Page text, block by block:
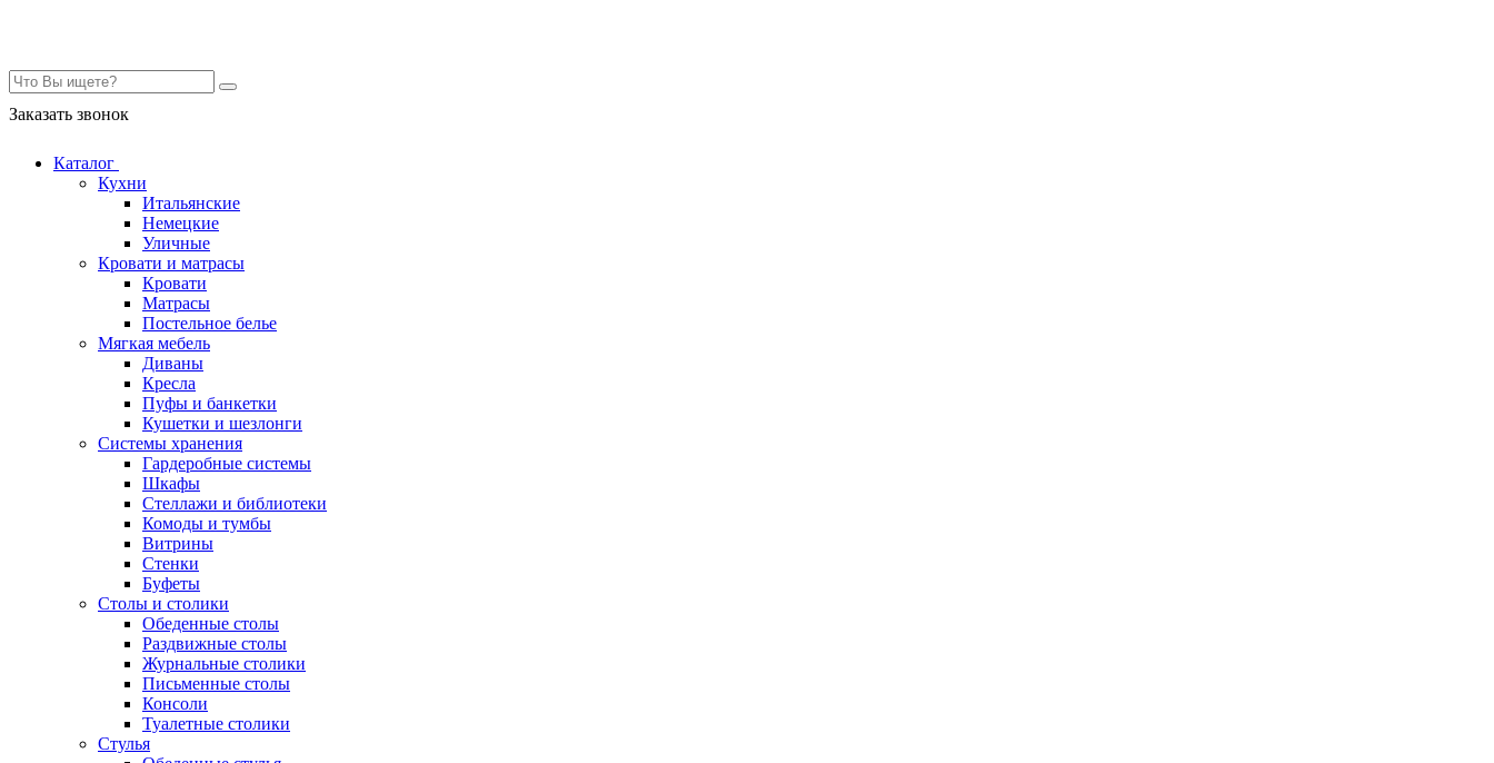
Заказать звонок
Каталог
Кухни
Итальянские
Немецкие
Уличные
Кровати и матрасы
Кровати
Матрасы
Постельное белье
Мягкая мебель
Диваны
Кресла
Пуфы и банкетки
Кушетки и шезлонги
Системы хранения
Гардеробные системы
Шкафы
Стеллажи и библиотеки
Комоды и тумбы
Витрины
Стенки
Буфеты
Столы и столики
Обеденные столы
Раздвижные столы
Журнальные столики
Письменные столы
Консоли
Туалетные столики
Стулья